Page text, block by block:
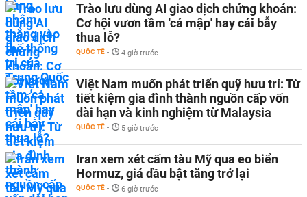
Trào lưu dùng AI giao dịch chứng khoán:
Cơ hội vươn tầm 'cá mập' hay cái bẫy
thua lỗ?
QUỐC TẾ - 4 giờ trước
Việt Nam muốn phát triển quỹ hưu trí: Từ
tiết kiệm gia đình thành nguồn cấp vốn
dài hạn và kinh nghiệm từ Malaysia
QUỐC TẾ - 5 giờ trước
Iran xem xét cấm tàu Mỹ qua eo biển
Hormuz, giá dầu bật tăng trở lại
QUỐC TẾ - 6 giờ trước